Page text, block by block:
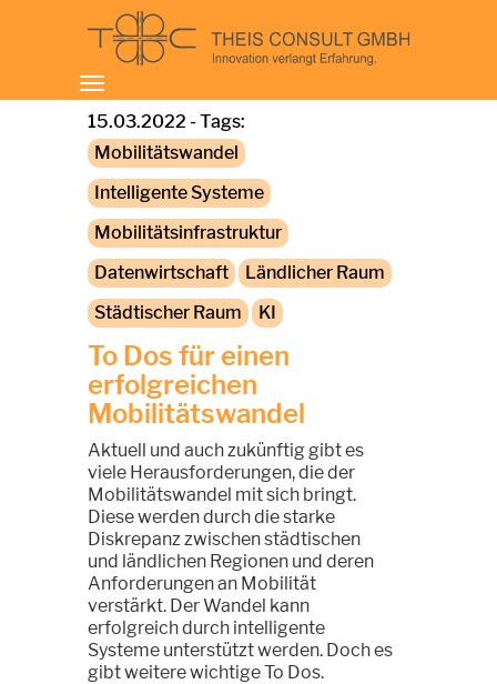
Toggle
navigation
15.03.2022 - Tags:
Mobilitätswandel
Intelligente Systeme
Mobilitätsinfrastruktur
Datenwirtschaft
Ländlicher Raum
Städtischer Raum
KI
To Dos für einen
erfolgreichen
Mobilitätswandel
Aktuell und auch zukünftig gibt es
viele Herausforderungen, die der
Mobilitätswandel mit sich bringt.
Diese werden durch die starke
Diskrepanz zwischen städtischen
und ländlichen Regionen und deren
Anforderungen an Mobilität
verstärkt. Der Wandel kann
erfolgreich durch intelligente
Systeme unterstützt werden. Doch es
gibt weitere wichtige To Dos.